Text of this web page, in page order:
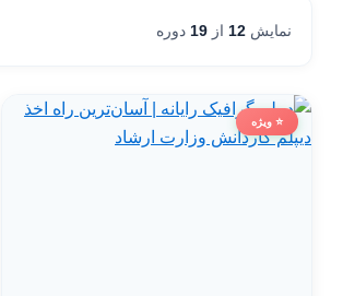
نمایش 12 از 19 دوره
⭐ ویژه